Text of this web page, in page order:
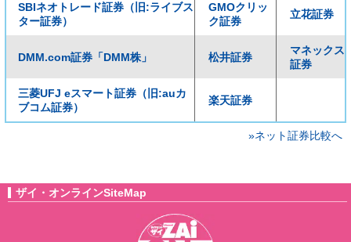
SBIネオトレード証券（旧:ライブス
ター証券）
GMOクリッ
ク証券
立花証券
DMM.com証券「DMM株」 松井証券
マネックス
証券
三菱UFJ eスマート証券（旧:auカ
ブコム証券）
楽天証券
»ネット証券比較へ
ザイ・オンラインSiteMap